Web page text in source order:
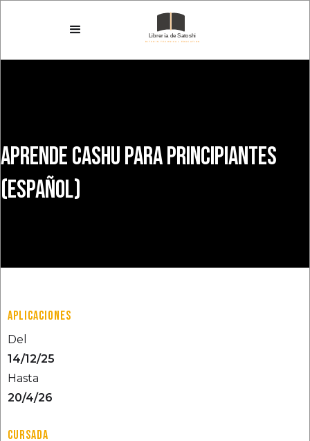
Aprende Cashu para principiantes
(ESPAÑOL)
APLICACIONES
Del
14/12/25
Hasta
20/4/26
CURSADA